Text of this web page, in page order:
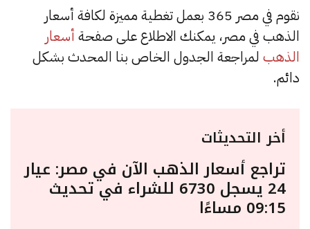
نقوم في مصر 365 بعمل تغطية مميزة لكافة أسعار
الذهب في مصر، يمكنك الاطلاع على صفحة أسعار
الذهب لمراجعة الجدول الخاص بنا المحدث بشكل
دائم.
أخر التحديثات
تراجع أسعار الذهب الآن في مصر: عيار
24 يسجل 6730 للشراء في تحديث
09:15 مساءًا